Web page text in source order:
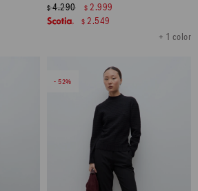
+ 1 color
$4.290 $ 2.999
$ 2.549
52